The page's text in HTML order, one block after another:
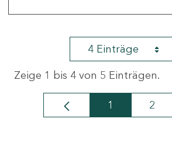
4 Einträge
Zeige 1 bis 4 von 5 Einträgen.
Seite
1 Seite
2